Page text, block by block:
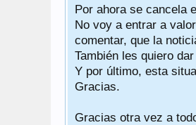
Por ahora se cancela
No voy a entrar a
comentar, que la
También les quiero
Y por último, esta
Gracias.
Gracias otra vez a